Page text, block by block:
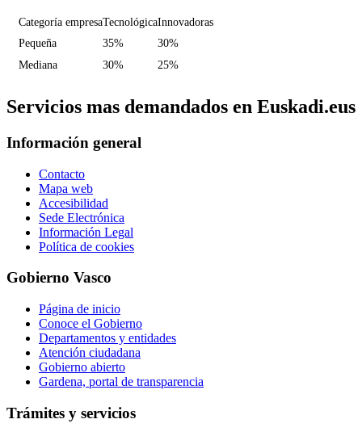
Categoría empresaTecnológicaInnovadoras
Pequeña 35%
30%
Mediana
30% 25%
Servicios mas demandados en Euskadi.eus
Información general
Contacto
Mapa web
Accesibilidad
Sede Electrónica
Información Legal
Política de cookies
Gobierno Vasco
Página de inicio
Conoce el Gobierno
Departamentos y entidades
Atención ciudadana
Gobierno abierto
Gardena, portal de transparencia
Trámites y servicios